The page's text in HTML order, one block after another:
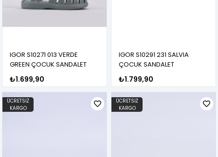
IGOR S10271 013 VERDE
GREEN ÇOCUK SANDALET
₺1.699,90
IGOR S10291 231 SALVIA
ÇOCUK SANDALET
₺1.799,90
ÜCRETSIZ
KARGO
ÜCRETSIZ
KARGO